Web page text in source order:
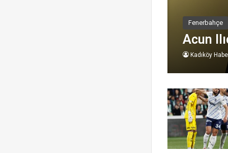
Fenerbahçe
Acun
Kadıköy